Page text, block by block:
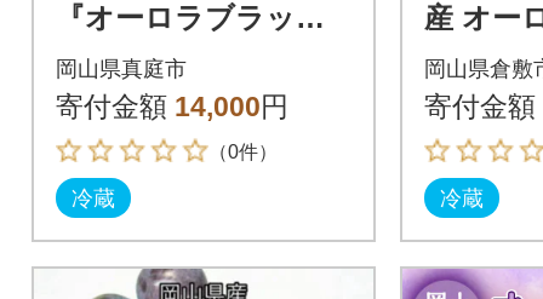
『オーロラブラック&
シャインマスカッ
ト』1kg(2房)AS
岡山県真庭市
寄付金額 14,000円
（0件）
冷蔵
産 オー
2房 (約
り
岡山県倉敷
寄付金額
冷蔵